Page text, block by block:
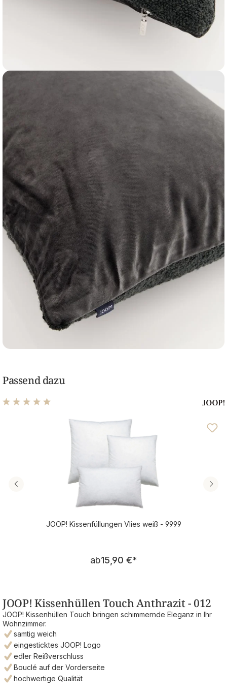
Passend dazu
JOOP! Kissenfüllungen Vlies weiß - 9999
Regulärer Preis:
ab15,90 €*
JOOP! Kissenhüllen Touch Anthrazit - 012
JOOP! Kissenhüllen Touch bringen schimmernde Eleganz in Ihr
Wohnzimmer.
samtig weich
eingesticktes JOOP! Logo
edler Reißverschluss
Bouclé auf der Vorderseite
hochwertige Qualität